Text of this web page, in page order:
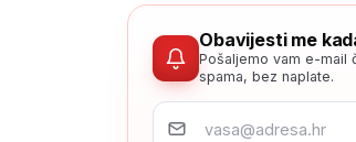
Obavijesti me
Pošaljemo vam e-mail
spama, bez naplate.